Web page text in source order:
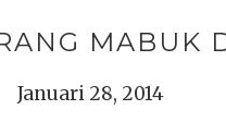
MABUK
Januari 28, 2014